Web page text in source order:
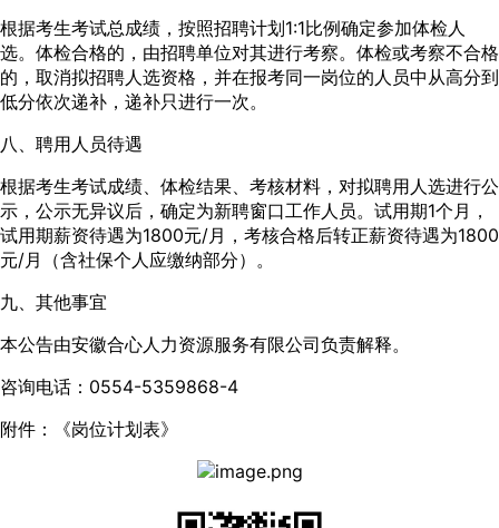
根据考生考试总成绩，按照招聘计划1:1比例确定参加体检人
选。体检合格的，由招聘单位对其进行考察。体检或考察不合格
的，取消拟招聘人选资格，并在报考同一岗位的人员中从高分到
低分依次递补，递补只进行一次。
八、聘用人员待遇
根据考生考试成绩、体检结果、考核材料，对拟聘用人选进行公
示，公示无异议后，确定为新聘窗口工作人员。试用期1个月，
试用期薪资待遇为1800元/月，考核合格后转正薪资待遇为1800
元/月（含社保个人应缴纳部分）。
九、其他事宜
本公告由安徽合心人力资源服务有限公司负责解释。
咨询电话：0554-5359868-4
附件：《岗位计划表》